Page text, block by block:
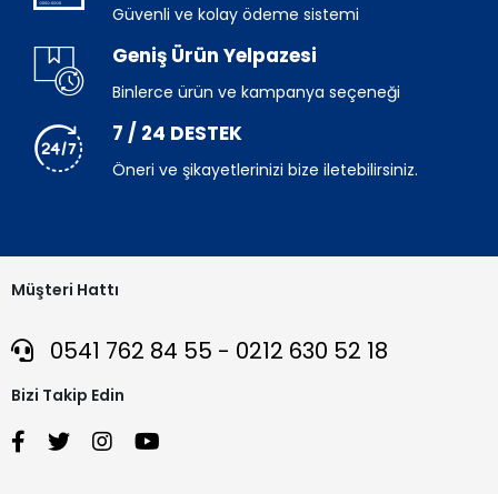
Güvenli ve kolay ödeme sistemi
Geniş Ürün Yelpazesi
Binlerce ürün ve kampanya seçeneği
7 / 24 DESTEK
Öneri ve şikayetlerinizi bize iletebilirsiniz.
Müşteri Hattı
0541 762 84 55 - 0212 630 52 18
Bizi Takip Edin